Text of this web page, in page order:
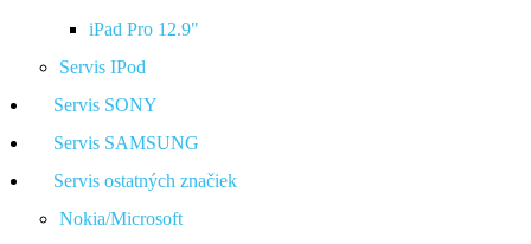
iPad Pro 12.9"
Servis IPod
Servis SONY
Servis SAMSUNG
Servis ostatných značiek
Nokia/Microsoft